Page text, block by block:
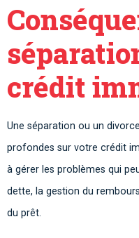
crédit
Une séparation ou un
profondes sur votre crédit
à gérer les problèmes qui
dette, la gestion du
du prêt.